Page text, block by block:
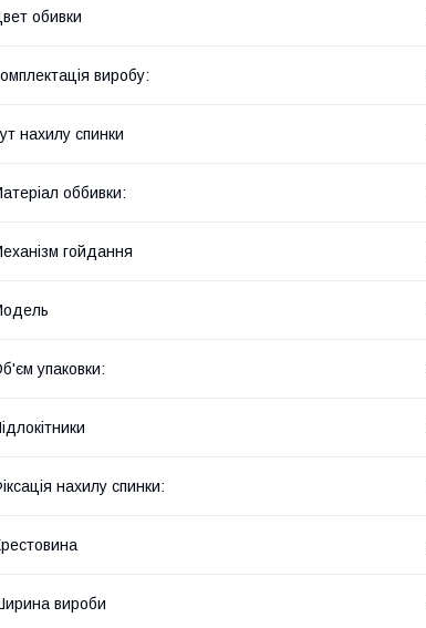
обивки
виробу:
нахилу спинки
оббивки:
гойдання
упаковки:
нахилу спинки:
вироби